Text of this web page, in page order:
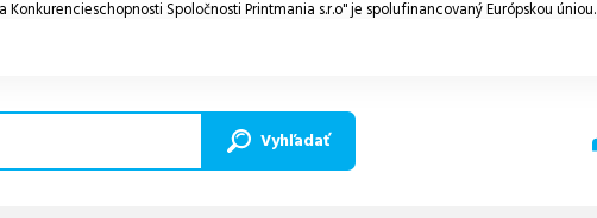
Spoločnosti Printmania s.r.o" je spolufinancovaný Európskou úniou.
Vyhľadať